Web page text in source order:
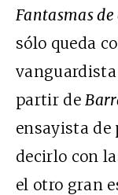
Fantasmas
sólo queda
vanguardista
partir de
ensayista de
decirlo con
el otro gran